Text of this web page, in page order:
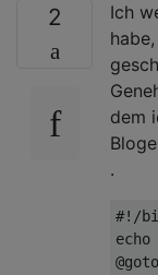
2
Ich
dem
.
#!/